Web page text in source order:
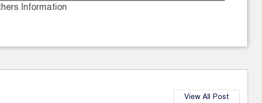
Information
View All Post